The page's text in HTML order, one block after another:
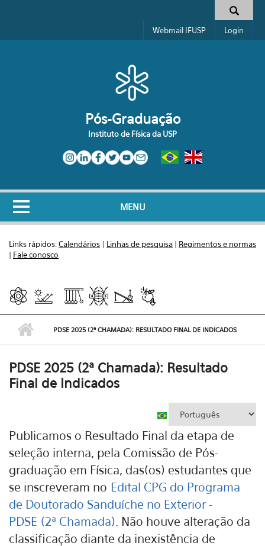
Formulário de busca
Webmail IFUSP Login
Pós-Graduação
Instituto de Física da USP
MENU
Links rápidos:Calendários | Linhas de pesquisa | Regimentos e normas
| Fale conosco
PDSE 2025 (2ª CHAMADA): RESULTADO FINAL DE INDICADOS
PDSE 2025 (2ª Chamada): Resultado
Final de Indicados
Publicamos o Resultado Final da etapa de
seleção interna, pela Comissão de Pós-
graduação em Física, das(os) estudantes que
se inscreveram no Edital CPG do Programa
de Doutorado Sanduíche no Exterior -
PDSE (2ª Chamada) . Não houve alteração da
classificação diante da inexistência de